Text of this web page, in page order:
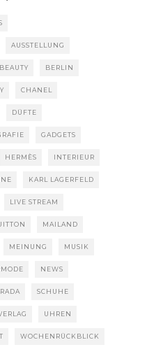
AUSSTELLUNG
BEAUTY BERLIN
CHANEL
DÜFTE
GADGETS
HERMÈS INTERIEUR
KARL LAGERFELD
LIVE STREAM
MAILAND
MEINUNG MUSIK
NEWS
SCHUHE
UHREN
WOCHENRÜCKBLICK